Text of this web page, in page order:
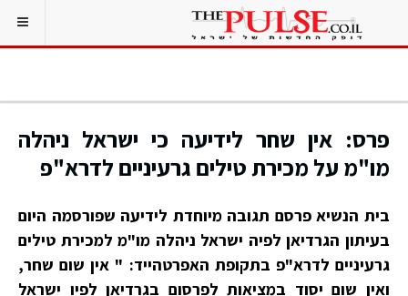
פרס: אין שחר לידיעה כי ישראל ניהלה
מו"מ על מכירת טילים גרעיניים לדרא"פ
בית הנשיא פרסם תגובה מיוחדת לידיעה שפורסמה היום
בעיתון הגרדיאן לפיה ישראל ניהלה מו"מ למכירת טילים
גרעיניים לדרא"פ בתקופת האפרטהייד: " אין שום שחר,
ואין שום יסוד במציאות לפרסום בגרדיאן לפיו ישראל